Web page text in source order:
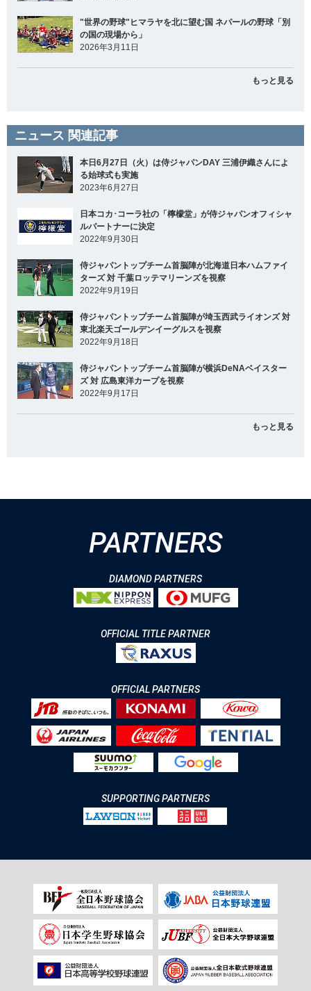
"世界の野球"ヒマラヤを北に望む国 ネパールの野球「別
の国の現場から」
2026年3月11日
もっと見る
ニュース 関連記事
本日6月27日（火）は侍ジャパンDAY 三浦伊織さんによ
る始球式も実施
2023年6月27日
日本コカ･コーラ社の「檸檬堂」が侍ジャパンオフィシャ
ルパートナーに決定
2022年9月30日
侍ジャパントップチーム首脳陣が北海道日本ハムファイ
ターズ 対 千葉ロッテマリーンズを視察
2022年9月19日
侍ジャパントップチーム首脳陣が埼玉西武ライオンズ 対
東北楽天ゴールデンイーグルスを視察
2022年9月18日
侍ジャパントップチーム首脳陣が横浜DeNAベイスター
ズ 対 広島東洋カープを視察
2022年9月17日
もっと見る
PARTNERS
DIAMOND PARTNERS
OFFICIAL TITLE PARTNER
OFFICIAL PARTNERS
SUPPORTING PARTNERS